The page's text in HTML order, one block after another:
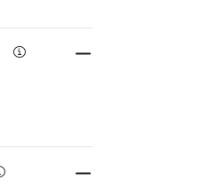
Replier
Replier